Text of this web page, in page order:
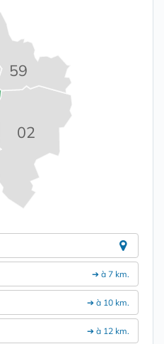
02
59
➔ à 7 km.
➔ à 10 km.
➔ à 12 km.